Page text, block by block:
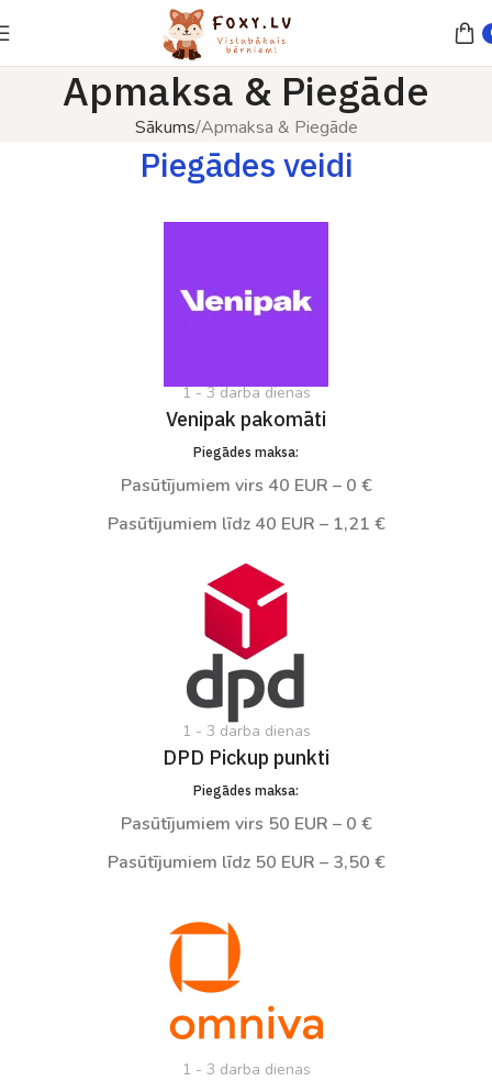
Apmaksa & Piegāde
Sākums Apmaksa & Piegāde
Piegādes veidi
1 - 3 darba dienas
Venipak pakomāti
Piegādes maksa:
Pasūtījumiem virs 40 EUR – 0 €
Pasūtījumiem līdz 40 EUR – 1,21 €
1 - 3 darba dienas
DPD Pickup punkti
Piegādes maksa:
Pasūtījumiem virs 50 EUR – 0 €
Pasūtījumiem līdz 50 EUR – 3,50 €
1 - 3 darba dienas